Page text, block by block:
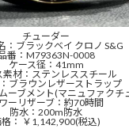
チューダー
：ブラックベイ クロノ S&G
番：M79363N-0008
ケース径：41mm
素材：ステンレススチール
ブラウンレザーストラップ
ーブメント(マニュファク
ーリザーブ：約70時間
防水：200m防水
： ￥1,142,900(税込)